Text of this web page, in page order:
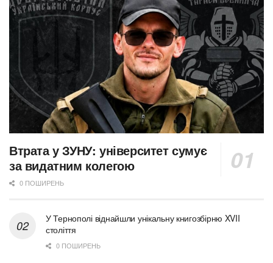
Втрата у ЗУНУ: університет сумує
за видатним колегою
0 ПОШИРЕНЬ
У Тернополі віднайшли унікальну книгозбірню XVII
століття
0 ПОШИРЕНЬ